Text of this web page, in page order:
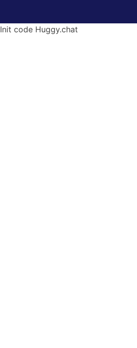
Init code Huggy.chat